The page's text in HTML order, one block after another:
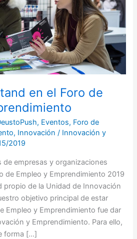
en el Foro de
, Eventos, Foro de
, Innovación / Innovación y
2019
empresas y organizaciones
de Empleo y Emprendimiento 2019
propio de la Unidad de Innovación
objetivo principal de estar
Empleo y Emprendimiento fue dar
y Emprendimiento. Para ello,
forma […]